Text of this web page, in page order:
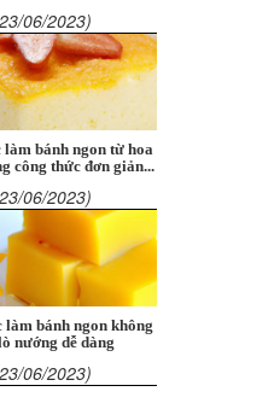
06/2023)
làm bánh ngon từ hoa
công thức đơn giản...
06/2023)
làm bánh ngon không
nướng dễ dàng
06/2023)